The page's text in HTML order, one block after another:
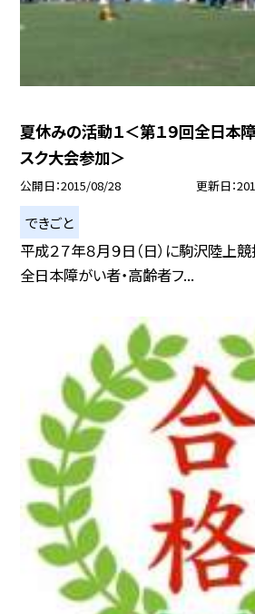
夏休みの活動１＜第１９回全日本
スク大会参加＞
公開日 2015/08/28 更新日
できごと
平成２７年８月９日（日）に駒沢陸上競
全日本障がい者・高齢者フ...